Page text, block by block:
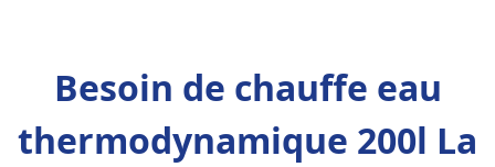
Besoin de chauffe eau
thermodynamique 200l La